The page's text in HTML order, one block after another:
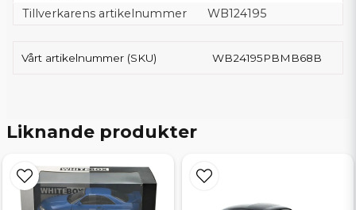
Tillverkarens artikelnummer
WB124195
Vårt artikelnummer (SKU) WB24195PBMB68B
Liknande produkter